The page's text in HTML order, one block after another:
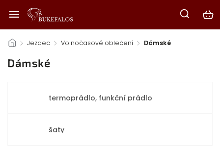
/ Jezdec / Volnočasové oblečení / Dámské
Dámské
termoprádlo, funkční prádlo
šaty